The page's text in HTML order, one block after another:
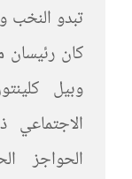
تبدو النخب
كان رئيسان
وبيل
الاجتماعي
الحواجز